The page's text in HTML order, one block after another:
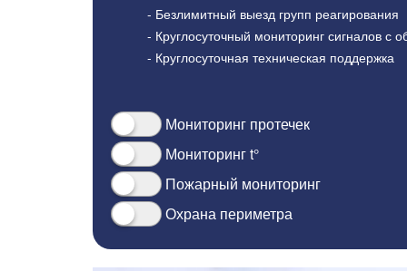
- Безлимитный выезд групп реагирования
- Круглосуточный мониторинг сигналов с
- Круглосуточная техническая поддержка
Мониторинг протечек
Мониторинг t°
Пожарный мониторинг
Охрана периметра